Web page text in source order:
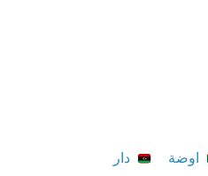
اوضة
دار